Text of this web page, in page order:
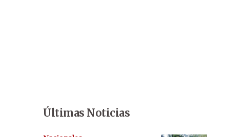
Últimas Noticias